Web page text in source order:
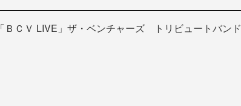
「ＢＣＶ LIVE」ザ・ベンチャーズ トリビュートバンド